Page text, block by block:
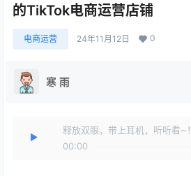
的TikTok电商运营店铺
电商运营 24年11月12日 0
寒 雨
释放双眼，带上耳机，听听看~！
00:00